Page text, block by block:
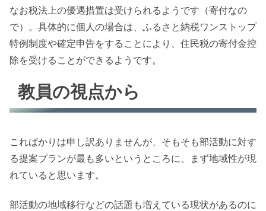
なお税法上の優遇措置は受けられるようです（寄付なの
で）。具体的に個人の場合は、ふるさと納税ワンストップ
特例制度や確定申告をすることにより、住民税の寄付金控
除を受けることができるようです。
教員の視点から
こればかりは申し訳ありませんが、そもそも部活動に対す
る提案プランが最も多いというところに、まず地域性が現
れていると思います。
部活動の地域移行などの話題も増えている現状があるのに